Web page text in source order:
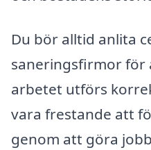
Du bör alltid anlita
saneringsfirmor för
arbetet utförs
vara frestande att
genom att göra